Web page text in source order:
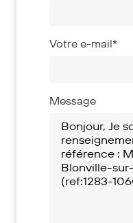
Votre e-mail*
Message